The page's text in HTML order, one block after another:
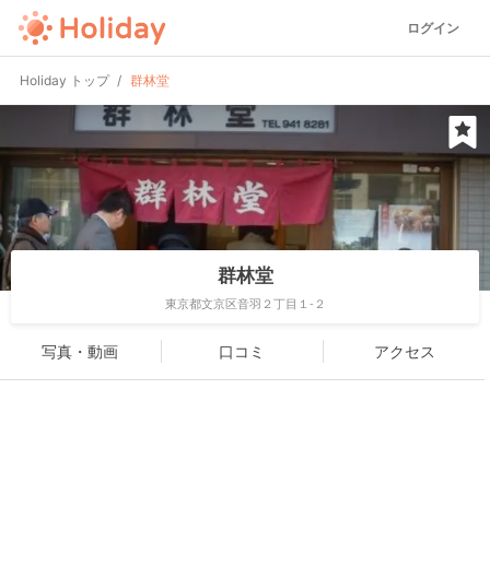
ログイン
Holiday トップ 群林堂
群林堂
東京都文京区音羽２丁目１-２
写真・動画 口コミ アクセス